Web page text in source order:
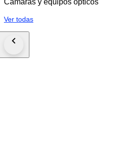
Cámaras y equipos ópticos
Ver todas